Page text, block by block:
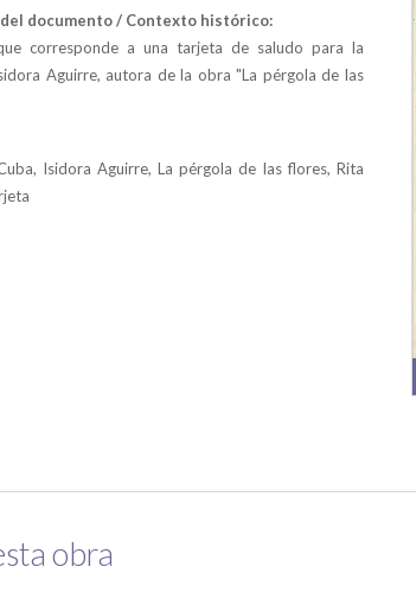
documento / Contexto histórico:
corresponde a una tarjeta de saludo para la
Aguirre, autora de la obra "La pérgola de las
Isidora Aguirre, La pérgola de las flores, Rita
obra